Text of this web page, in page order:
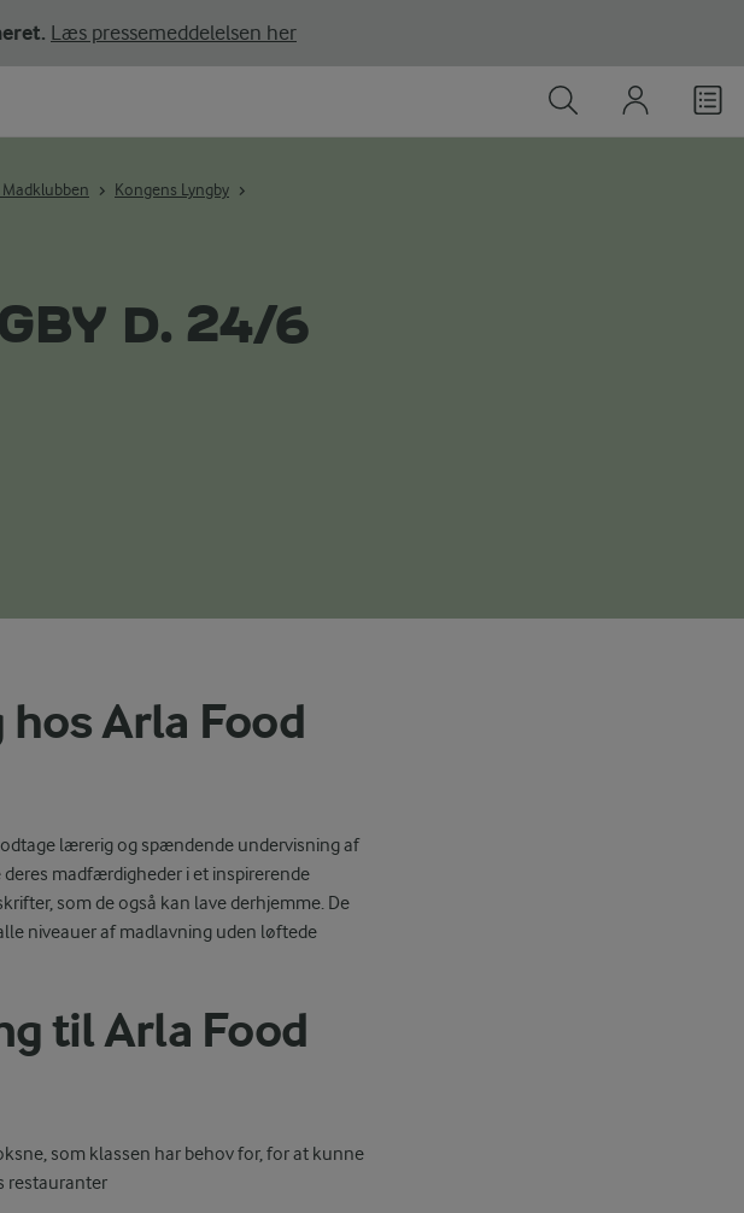
Læs pressemeddelelsen her
Kongens Lyngby
D. 24/6
hos Arla Food
lærerig og spændende undervisning af
madfærdigheder i et inspirerende
som de også kan lave derhjemme. De
niveauer af madlavning uden løftede
til Arla Food
som klassen har behov for, for at kunne
restauranter